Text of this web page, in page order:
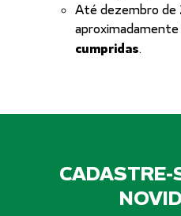
Até dezembro
aproximadamente
cumpridas.
CADASTRE-